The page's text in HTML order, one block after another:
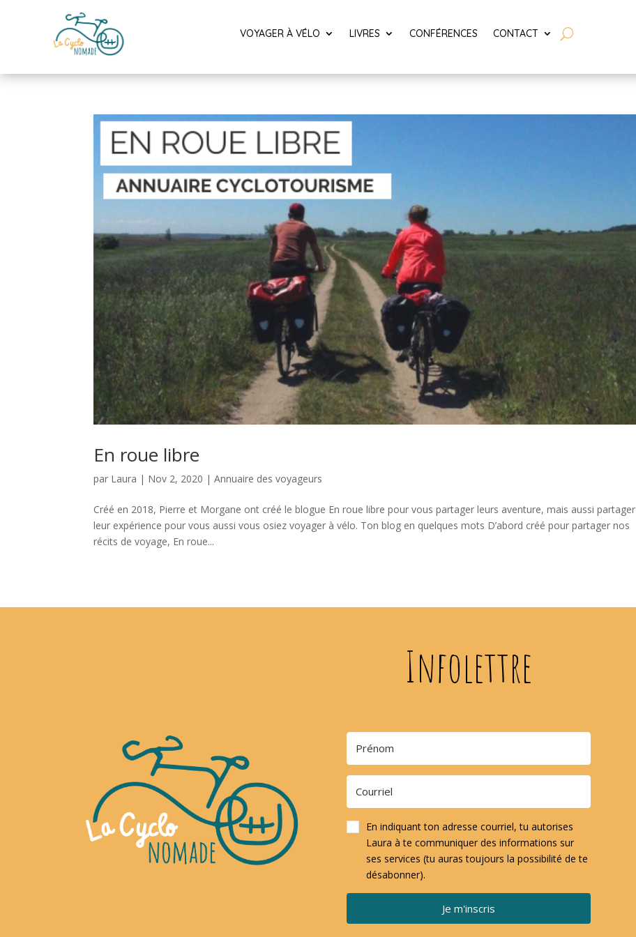
VOYAGER À VÉLO LIVRES CONFÉRENCES CONTACT
En roue libre
par Laura | Nov 2, 2020 |Annuaire des voyageurs
Créé en 2018, Pierre et Morgane ont créé le blogue En roue libre pour vous partager leurs aventure, mais aussi partager
leur expérience pour vous aussi vous osiez voyager à vélo. Ton blog en quelques mots D’abord créé pour partager nos
récits de voyage, En roue...
Infolettre
En indiquant ton adresse courriel, tu autorises
Laura à te communiquer des informations sur
ses services (tu auras toujours la possibilité de te
désabonner).
Je m'inscris